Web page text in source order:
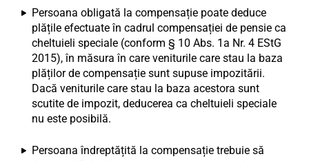
Persoana obligată la compensație poate deduce
plățile efectuate în cadrul compensației de pensie ca
cheltuieli speciale (conform § 10 Abs. 1a Nr. 4 EStG
2015), în măsura în care veniturile care stau la baza
plăților de compensație sunt supuse impozitării.
Dacă veniturile care stau la baza acestora sunt
scutite de impozit, deducerea ca cheltuieli speciale
nu este posibilă.
Persoana îndreptățită la compensație trebuie să